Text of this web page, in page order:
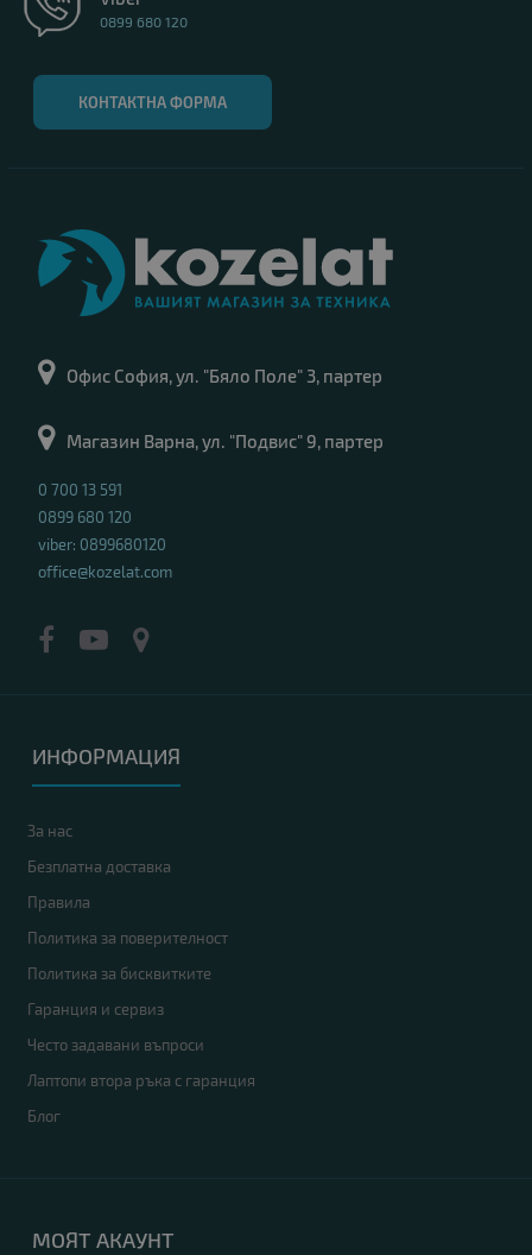
0899 680 120
КОНТАКТНА ФОРМА
Офис София, ул. "Бяло Поле" 3, партер
Магазин Варна, ул. "Подвис" 9, партер
0 700 13 591
0899 680 120
viber: 0899680120
office@kozelat.com
ИНФОРМАЦИЯ
За нас
Безплатна доставка
Правила
Политика за поверителност
Политика за бисквитките
Гаранция и сервиз
Често задавани въпроси
Лаптопи втора ръка с гаранция
Блог
МОЯТ АКАУНТ